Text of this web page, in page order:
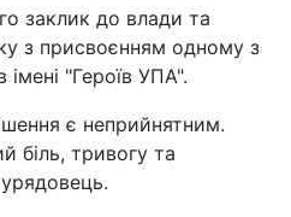
заклик до влади та
з присвоєнням одному з
імені "Героїв УПА".
є неприйнятним.
біль, тривогу та